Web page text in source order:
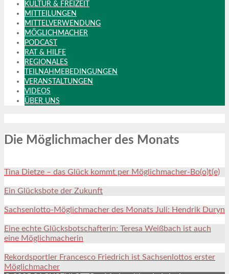
KULTUR & FREIZEIT
MITTEILUNGEN
MITTELVERWENDUNG
MÖGLICHMACHER
PODCAST
RAT & HILFE
REGIONALES
TEILNAHMEBEDINGUNGEN
VERANSTALTUNGEN
VIDEOS
ÜBER UNS
Die Möglichmacher des Monats
Tina Dietze – das Glück kommt per Möglichmacher-Bo(o)t(e)
Ein Glücksbote der Zukunft
Sachsenlotto-Möglichmacher des Monats Juli: Hendrik Duryn
Eine echte Glücksbotschafterin: Teresa Weißbach ist auch
eine Möglichmacherin
Rekordsportler Francesco Friedrich ist Sachsenlottos erster
Möglichmacher